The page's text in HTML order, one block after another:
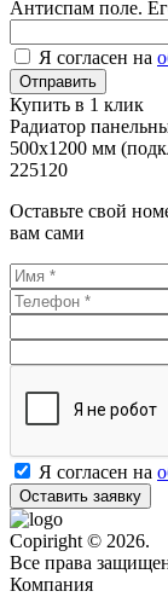
Антиспам поле.
Я согласен на
Купить в 1 клик
Радиатор
500x1200 мм
225120
Оставьте свой
вам сами
Я согласен на
Оставить заявку
Copiright © 2026.
Все права
Компания